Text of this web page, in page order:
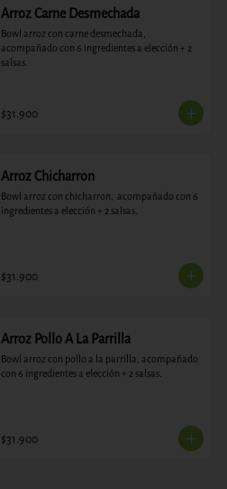
Arroz Carne Desmechada
Bowl arroz con carne desmechada,
acompañado con 6 ingredientes a elección + 2
salsas.
$31.900
Arroz Chicharron
Bowl arroz con chicharron,  acompañado con 6
ingredientes a elección + 2 salsas.
$31.900
Arroz Pollo A La Parrilla
Bowl arroz con pollo a la parrilla, acompañado
con 6 ingredientes a elección + 2 salsas.
$31.900